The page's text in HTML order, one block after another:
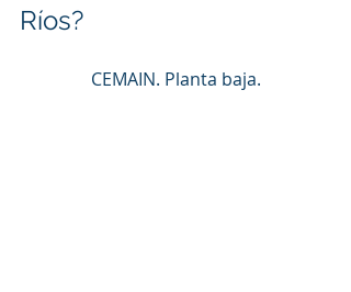
Ríos?
CEMAIN. Planta baja.